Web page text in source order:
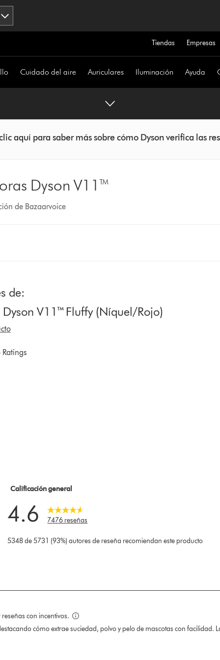
Tiendas Empresas
Cuidado del aire Auriculares Iluminación Ayuda
aquí para saber más sobre cómo Dyson verifica las
Dyson V11™
de Bazaarvoice
de:
V11™ Fluffy (Níquel/Rojo)